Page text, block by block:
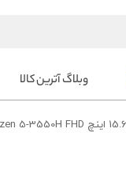
وبلاگ آترین کالا